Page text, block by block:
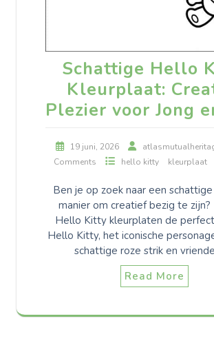
Schattige Hello
Kleurplaat:
Plezier voor Jong
19 juni, 2026
Comments
hello kitty kleurplaat
Ben je op zoek naar een
manier om creatief bezig te zijn?
Hello Kitty kleurplaten de
Hello Kitty, het iconische
schattige roze strik en
Read More